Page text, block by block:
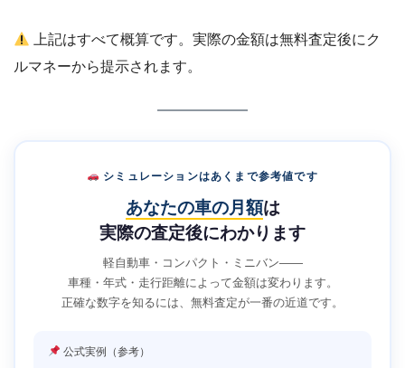
上記はすべて概算です。実際の金額は無料査定後にク
ルマネーから提示されます。
シミュレーションはあくまで参考値です
あなたの車の月額は
実際の査定後にわかります
軽自動車・コンパクト・ミニバン——
車種・年式・走行距離によって金額は変わります。
正確な数字を知るには、無料査定が一番の近道です。
公式実例（参考）